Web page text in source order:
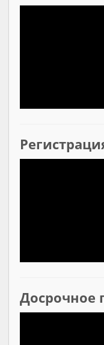
Досрочное